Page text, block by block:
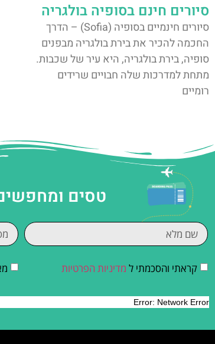
סיורים חינם בסופיה בולגריה
סיורים חינמיים בסופיה (Sofia) – הדרך
החכמה להכיר את בירת בולגריה מבפנים
סופיה, בירת בולגריה, היא עיר של שכבות.
מתחת למדרכות שלה חבויים שרידים
רומיים
טסים
קראתי והסכמתי ל מדיניות הפרטיות